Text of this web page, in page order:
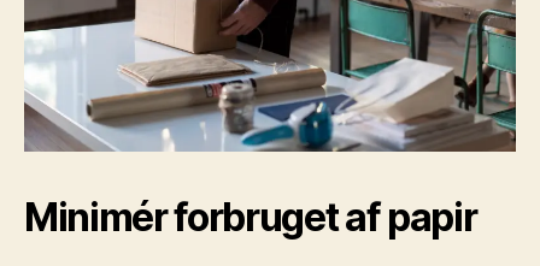
Minimér forbruget af papir